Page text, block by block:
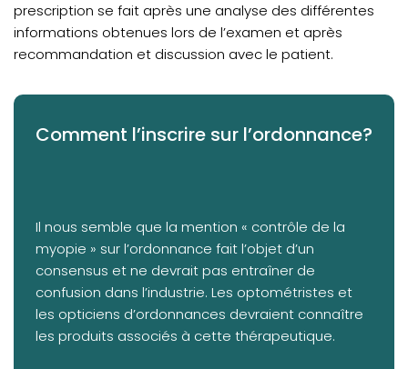
prescription se fait après une analyse des différentes
informations obtenues lors de l’examen et après
recommandation et discussion avec le patient.
Comment l’inscrire sur l’ordonnance?
Il nous semble que la mention « contrôle de la
myopie » sur l’ordonnance fait l’objet d’un
consensus et ne devrait pas entraîner de
confusion dans l’industrie. Les optométristes et
les opticiens d’ordonnances devraient connaître
les produits associés à cette thérapeutique.